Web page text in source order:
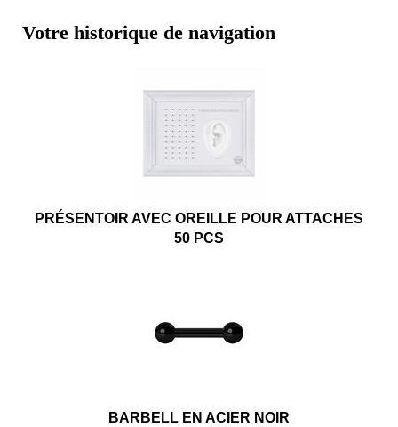
Votre historique de navigation
PRÉSENTOIR AVEC OREILLE POUR ATTACHES
50 PCS
BARBELL EN ACIER NOIR